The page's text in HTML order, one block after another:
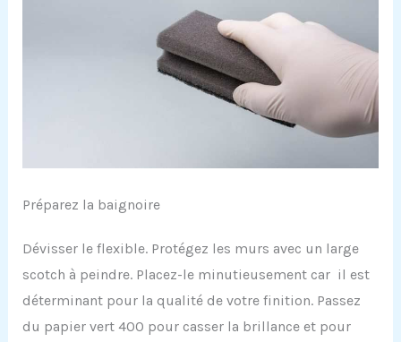
Préparez la baignoire
Dévisser le flexible. Protégez les murs avec un large
scotch à peindre. Placez-le minutieusement car il est
déterminant pour la qualité de votre finition. Passez
du papier vert 400 pour casser la brillance et pour